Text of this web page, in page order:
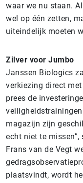
waar we nu staan.
wel op één zetten,
uiteindelijk moeten
Zilver voor Jumbo
Janssen Biologics
verkiezing direct
prees de
magazijn zijn
echt niet te
Frans van de Vegt
plaatsvindt, wordt